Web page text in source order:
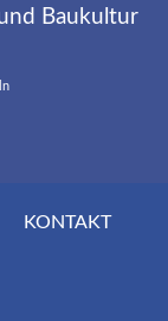
Baukultur
KONTAKT